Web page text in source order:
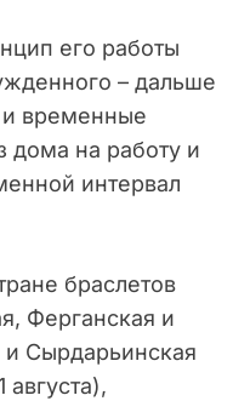
его работы
– дальше
и временные
дома на работу и
интервал
браслетов
Ферганская и
и Сырдарьинская